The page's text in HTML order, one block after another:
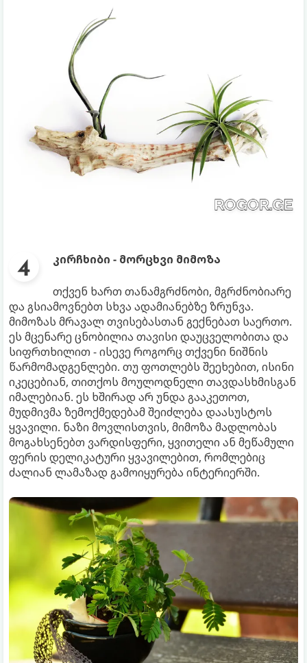
კირჩხიბი - მორცხვი მიმოზა
თქვენ ხართ თანამგრძნობი, მგრძნობიარე
და გსიამოვნებთ სხვა ადამიანებზე ზრუნვა.
მიმოზას მრავალ თვისებასთან გექნებათ საერთო.
ეს მცენარე ცნობილია თავისი დაუცველობითა და
სიფრთხილით - ისევე როგორც თქვენი ნიშნის
წარმომადგენლები. თუ ფოთლებს შეეხებით, ისინი
იკეცებიან, თითქოს მოულოდნელი თავდასხმისგან
იმალებიან. ეს ხშირად არ უნდა გააკეთოთ,
მუდმივმა ზემოქმედებამ შეიძლება დაასუსტოს
ყვავილი. ნაზი მოვლისთვის, მიმოზა მადლობას
მოგახსენებთ ვარდისფერი, ყვითელი ან მეწამული
ფერის დელიკატური ყვავილებით, რომლებიც
ძალიან ლამაზად გამოიყურება ინტერიერში.